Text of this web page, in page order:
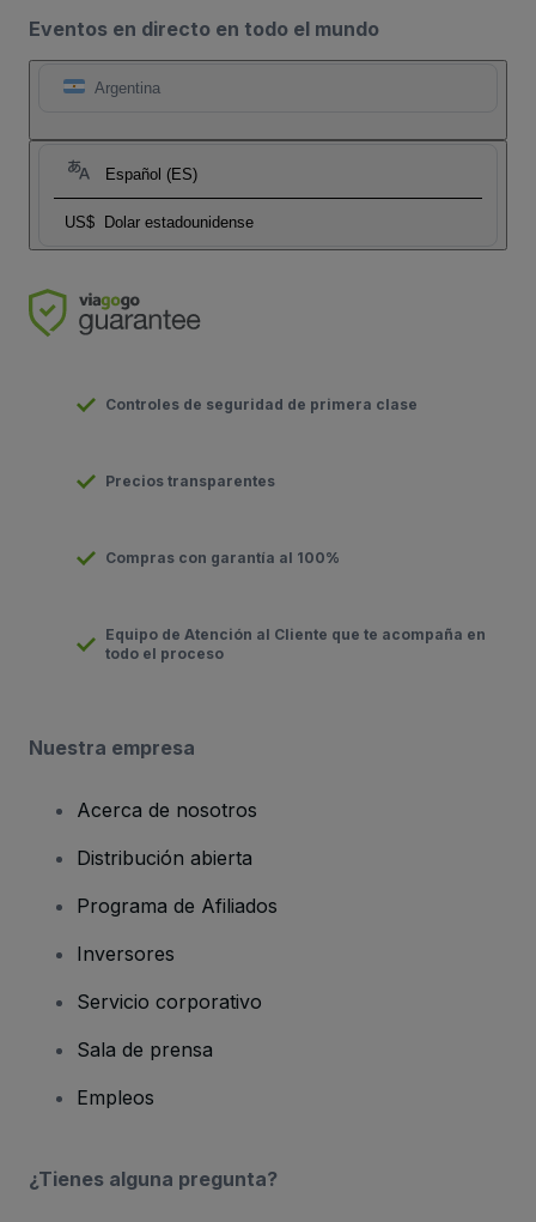
Eventos en directo en todo el mundo
Argentina
Español (ES)
US$ Dolar estadounidense
Controles de seguridad de primera clase
Precios transparentes
Compras con garantía al 100%
Equipo de Atención al Cliente que te acompaña en
todo el proceso
Nuestra empresa
Acerca de nosotros
Distribución abierta
Programa de Afiliados
Inversores
Servicio corporativo
Sala de prensa
Empleos
¿Tienes alguna pregunta?